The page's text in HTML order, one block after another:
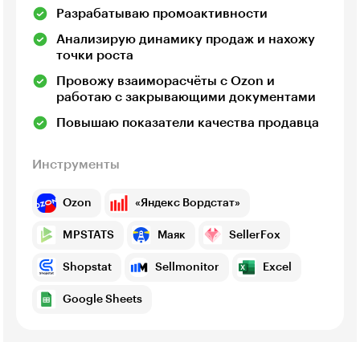
Разрабатываю промоактивности
Анализирую динамику продаж и нахожу
точки роста
Провожу взаиморасчёты с Ozon и
работаю с закрывающими документами
Повышаю показатели качества продавца
Инструменты
Ozon «Яндекс Вордстат»
MPSTATS Маяк SellerFox
Shopstat Sellmonitor Excel
Google Sheets